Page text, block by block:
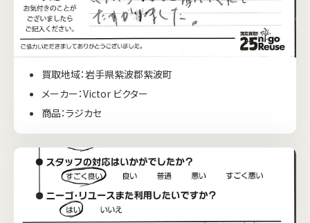
買取地域：岩手県紫波郡紫波町
メーカー：Victor ビクター
商品：ラジカセ